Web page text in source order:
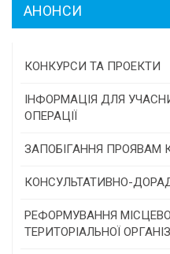
АНОНСИ
КОНКУРСИ ТА ПРОЕКТИ
Конкурс проектів та
самоврядування
Конкурс інститутів
Програми/конкурси МТД
ІНФОРМАЦІЯ ДЛЯ
ОПЕРАЦІЇ
ЗАПОБІГАННЯ ПРОЯВАМ
КОНСУЛЬТАТИВНО-
Консультативна рада
РЕФОРМУВАННЯ
ТЕРИТОРІАЛЬНОЇ